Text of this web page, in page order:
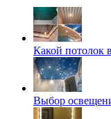
Какой потолок
Выбор